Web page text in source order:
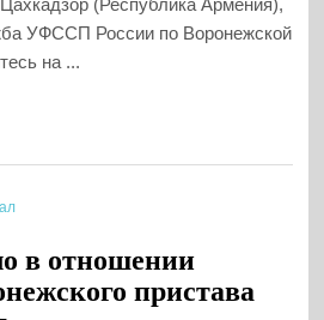
УФССП России по Воронежской
на ...
в отношении
пристава